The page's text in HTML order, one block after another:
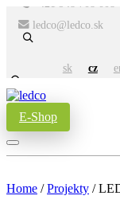
ledco@ledco.sk
sk cz
E-Shop
Home /Projekty /